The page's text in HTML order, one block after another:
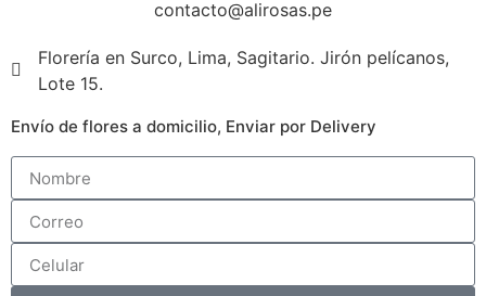
contacto@alirosas.pe
Florería en Surco, Lima, Sagitario. Jirón pelícanos,
Lote 15.
Envío de flores a domicilio, Enviar por Delivery